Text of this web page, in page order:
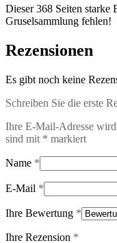
Dieser 368 Seiten
Gruselsammlung fehlen!
Rezensionen
Es gibt noch keine
Schreiben Sie die erste
Ihre E-Mail-Adresse
sind mit * markiert
Name *
E-Mail *
Ihre Bewertung *
Ihre Rezension *